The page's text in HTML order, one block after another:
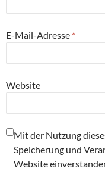
E-Mail-Adresse *
Website
Mit der Nutzung
Speicherung und
Website